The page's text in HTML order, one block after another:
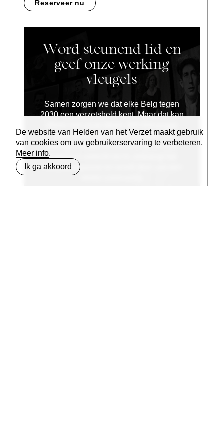
De website van Helden van het Verzet maakt gebruik
van cookies om uw gebruikerservaring te verbeteren.
Meer info.
Ik ga akkoord
Reserveer nu
Word steunend lid en
geef onze werking
vleugels
Samen zorgen we dat elke Belg tegen
2030 een verzetsheld kent. Maar dat kan
geen vaste overheidssubsidie. Je
bijdrage maakt het verschil: je zet een
historisch onrecht recht, ontvangt het
Heldenmagazine en wordt deel van een